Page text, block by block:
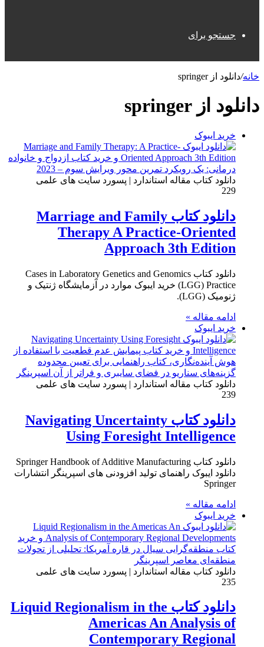
جستجو برای
خانه/دانلود از springer
دانلود از springer
خرید ایبوک
دانلود کتاب مقاله استاندارد | پسورد سایت های علمی
229
دانلود کتاب Marriage and Family
Therapy A Practice-Oriented
Approach 3th Edition
دانلود کتاب Cases in Laboratory Genetics and Genomics
(LGG) Practice خرید ایبوک موارد در آزمایشگاه ژنتیک و
ژنومیک (LGG).
ادامه مقاله »
خرید ایبوک
دانلود کتاب مقاله استاندارد | پسورد سایت های علمی
239
دانلود کتاب Navigating Uncertainty
Using Foresight Intelligence
دانلود کتاب Springer Handbook of Additive Manufacturing
دانلود ایبوک راهنمای تولید افزودنی های اسپرینگر انتشارات
Springer
ادامه مقاله »
خرید ایبوک
دانلود کتاب مقاله استاندارد | پسورد سایت های علمی
235
دانلود کتاب Liquid Regionalism in the
Americas An Analysis of
Contemporary Regional